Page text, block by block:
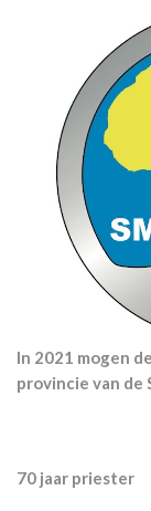
In 2021 mogen
provincie van de
70 jaar priester